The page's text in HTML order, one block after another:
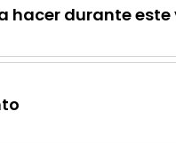
hacer durante este